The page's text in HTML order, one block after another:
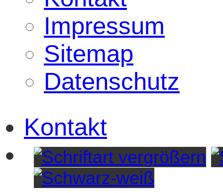
Impressum
Sitemap
Datenschutz
Kontakt